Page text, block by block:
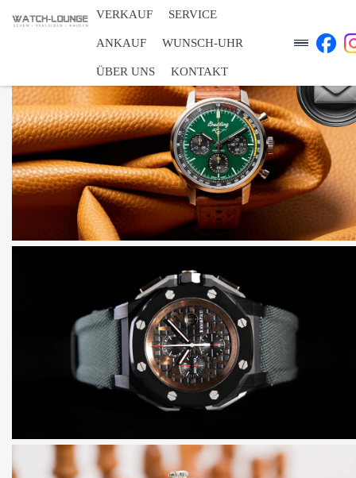
VERKAUF SERVICE
ANKAUF WUNSCH-UHR
ÜBER UNS KONTAKT